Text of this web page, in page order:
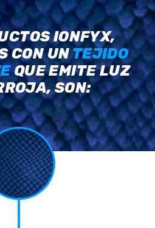
IONFYX,
CON UNTEJIDO
QUE EMITE LUZ
SON: